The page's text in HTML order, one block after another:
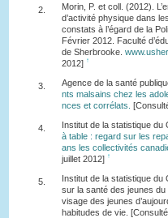
2.
Morin, P. et coll. (2012).
d’activité physique dans
constats à l’égard de la
Février 2012. Faculté
de Sherbrooke.
2012] ↑
3. Agence de la santé
nts malsains chez les
nces et corrélats.
4. Institut de la statistique du
à table : regard sur les
ans les collectivités
juillet 2012] ↑
5.
Institut de la statistique du
sur la santé des jeunes
visage des jeunes
habitudes de vie.